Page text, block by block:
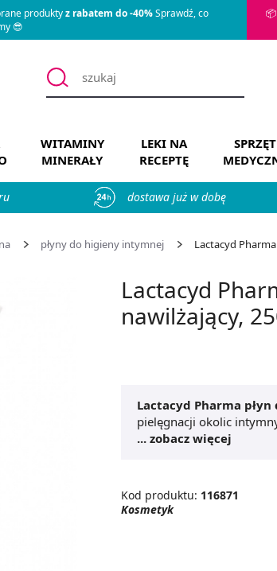
produktyz rabatem do -40%Sprawdź, co
😎
WITAMINY
MINERAŁY
LEKI NA
RECEPTĘ
SPRZĘT
dostawa już w dobę
płyny do higieny intymnej Lactacyd
Lactacyd
nawilżający,
Lactacyd Pharma
pielęgnacji okolic
menopauzy lub po
... zobacz więcej
Kod produktu: 116871
Kosmetyk